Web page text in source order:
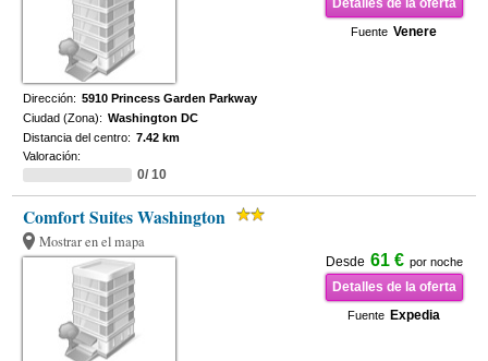
Detalles de la oferta
Fuente Venere
Dirección: 5910 Princess Garden Parkway
Ciudad (Zona): Washington DC
Distancia del centro: 7.42 km
Valoración:
0/ 10
Comfort Suites Washington
Mostrar en el mapa
Desde 61 € por noche
Detalles de la oferta
Fuente Expedia